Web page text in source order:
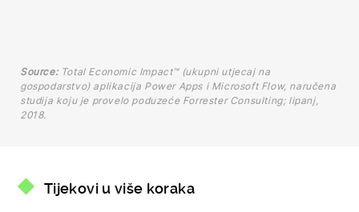
Source:Total Economic Impact™ (ukupni utjecaj na
gospodarstvo) aplikacija Power Apps i Microsoft Flow, naručena
studija koju je provelo poduzeće Forrester Consulting; lipanj,
2018.
Tijekovi u više koraka